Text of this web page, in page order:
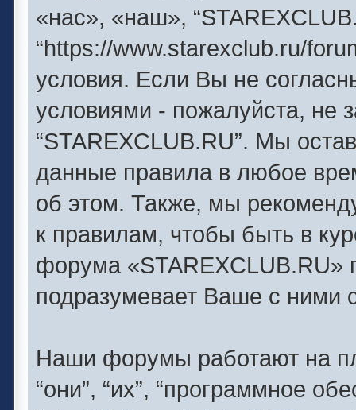
«нас», «наш»,
“https://www.starexclub.ru/
условия. Если Вы не
условиями - пожалуйста, не
“STAREXCLUB.RU”. Мы
данные правила в любое
об этом. Также, мы
к правилам, чтобы быть в
форума «STAREXCLUB.RU»
подразумевает Ваше с ними
Наши форумы работают на
“они”, “их”, “программное